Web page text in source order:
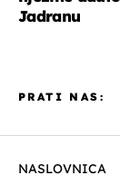
Jadranu
NASLOVNICA
PRATI NAS: